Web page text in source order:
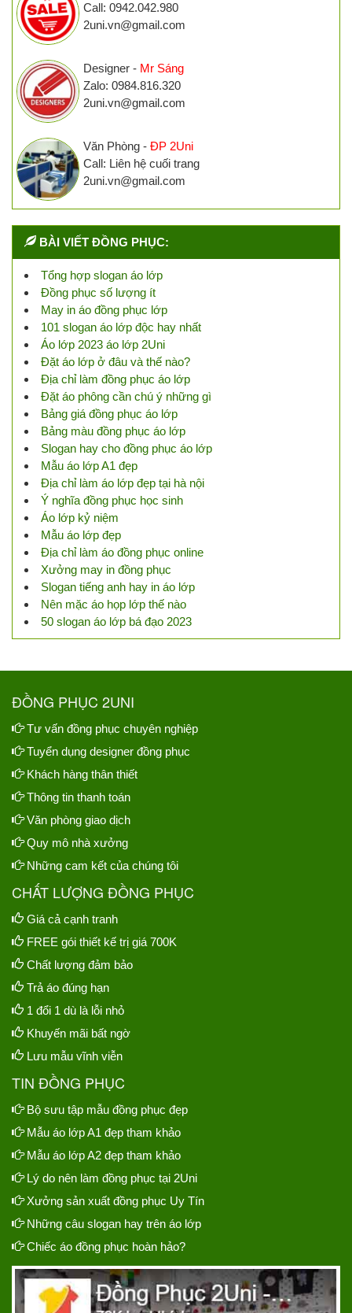
Call: 0942.042.980
2uni.vn@gmail.com
Designer - Mr Sáng
Zalo: 0984.816.320
2uni.vn@gmail.com
Văn Phòng - ĐP 2Uni
Call: Liên hệ cuối trang
2uni.vn@gmail.com
BÀI VIẾT ĐỒNG PHỤC:
Tổng hợp slogan áo lớp
Đồng phục số lượng ít
May in áo đồng phục lớp
101 slogan áo lớp độc hay nhất
Áo lớp 2023 áo lớp 2Uni
Đặt áo lớp ở đâu và thế nào?
Địa chỉ làm đồng phục áo lớp
Đặt áo phông cần chú ý những gì
Bảng giá đồng phục áo lớp
Bảng màu đồng phục áo lớp
Slogan hay cho đồng phục áo lớp
Mẫu áo lớp A1 đẹp
Địa chỉ làm áo lớp đẹp tại hà nội
Ý nghĩa đồng phục học sinh
Áo lớp kỷ niệm
Mẫu áo lớp đẹp
Địa chỉ làm áo đồng phục online
Xưởng may in đồng phục
Slogan tiếng anh hay in áo lớp
Nên mặc áo họp lớp thế nào
50 slogan áo lớp bá đạo 2023
ĐỒNG PHỤC 2UNI
Tư vấn đồng phục chuyên nghiệp
Tuyển dụng designer đồng phục
Khách hàng thân thiết
Thông tin thanh toán
Văn phòng giao dịch
Quy mô nhà xưởng
Những cam kết của chúng tôi
CHẤT LƯỢNG ĐỒNG PHỤC
Giá cả cạnh tranh
FREE gói thiết kế trị giá 700K
Chất lượng đảm bảo
Trả áo đúng hạn
1 đổi 1 dù là lỗi nhỏ
Khuyến mãi bất ngờ
Lưu mẫu vĩnh viễn
TIN ĐỒNG PHỤC
Bộ sưu tập mẫu đồng phục đẹp
Mẫu áo lớp A1 đẹp tham khảo
Mẫu áo lớp A2 đẹp tham khảo
Lý do nên làm đồng phục tại 2Uni
Xưởng sản xuất đồng phục Uy Tín
Những câu slogan hay trên áo lớp
Chiếc áo đồng phục hoàn hảo?